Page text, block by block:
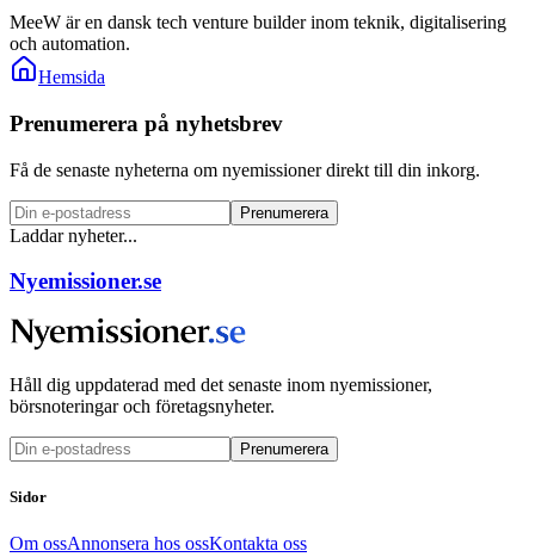
MeeW är en dansk tech venture builder inom teknik, digitalisering
och automation.
Hemsida
Prenumerera på nyhetsbrev
Få de senaste nyheterna om nyemissioner direkt till din inkorg.
Prenumerera
Laddar nyheter...
Nyemissioner.se
Håll dig uppdaterad med det senaste inom nyemissioner,
börsnoteringar och företagsnyheter.
Prenumerera
Sidor
Om ossAnnonsera hos ossKontakta oss